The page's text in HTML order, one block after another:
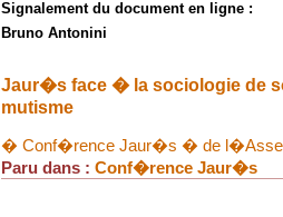
Signalement du document en ligne :
Bruno Antonini
Jaur�s face � la sociologie de
mutisme
� Conf�rence Jaur�s � de
Paru dans : Conf�rence Jaur�s